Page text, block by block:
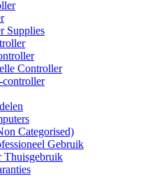
Supplies
Controller
Categorised)
Gebruik
Thuisgebruik